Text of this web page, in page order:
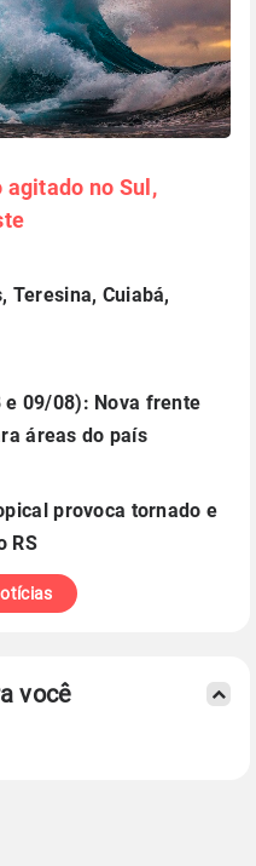
no Sul,
Teresina, Cuiabá,
e 09/08): Nova frente
áreas do país
provoca tornado e
RS
você